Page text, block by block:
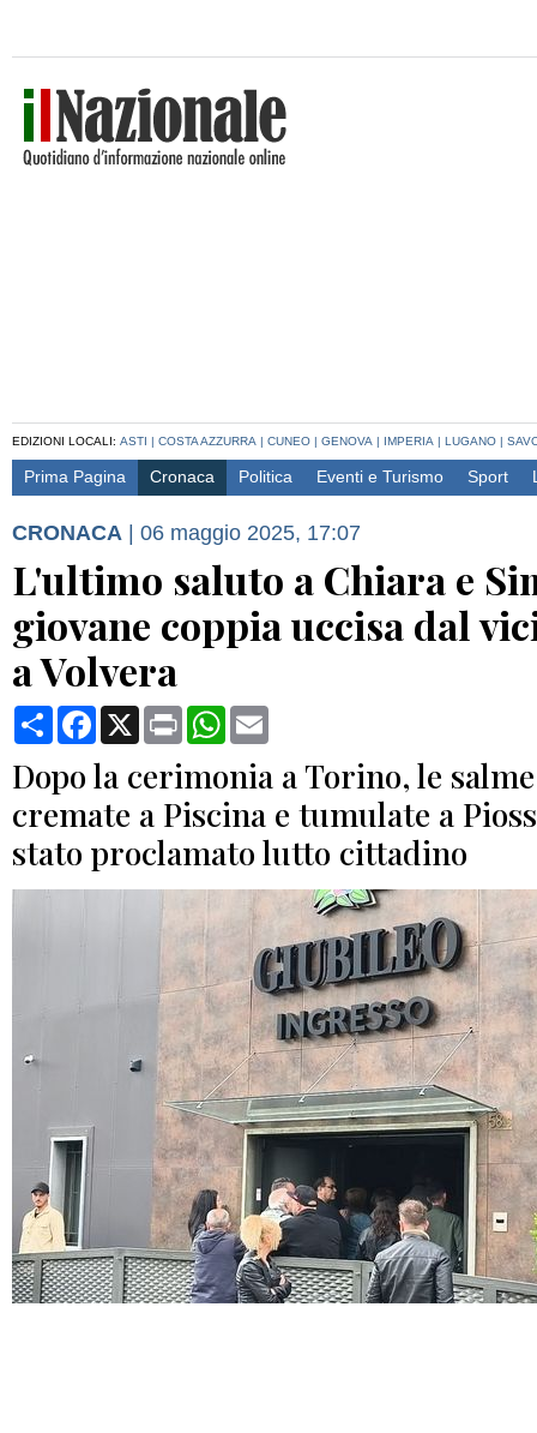
EDIZIONI LOCALI: ASTI | COSTA AZZURRA | CUNEO | GENOVA | IMPERIA | LUGANO |
Prima Pagina Cronaca Politica Eventi e Turismo Sport
CRONACA | 06 maggio 2025, 17:07
L'ultimo saluto a Chiara e
giovane coppia uccisa dal
a Volvera
CondividiFacebook
X Print WhatsApp
Dopo la cerimonia a Torino, le
cremate a Piscina e tumulate a
stato proclamato lutto cittadino